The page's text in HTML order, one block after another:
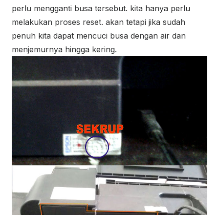
perlu mengganti busa tersebut. kita hanya perlu
melakukan proses reset. akan tetapi jika sudah
penuh kita dapat mencuci busa dengan air dan
menjemurnya hingga kering.